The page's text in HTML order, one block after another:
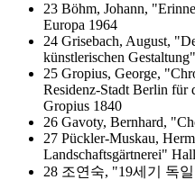
23 Böhm, Johann,
Europa 1964
24 Grisebach, August,
künstlerischen
25 Gropius, George,
Residenz-Stadt Berlin für
Gropius 1840
26 Gavoty, Bernhard,
27 Pückler-Muskau,
Landschaftsgärtnerei"
28 조연숙, "19세기 독